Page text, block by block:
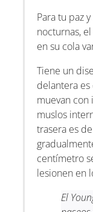
Para tu paz
nocturnas,
en su cola
Tiene un
delantera
muevan
muslos
trasera es
centímetro
lesionen en
El